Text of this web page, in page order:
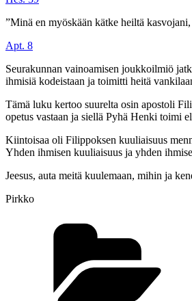
”Minä en myöskään kätke heiltä
Apt. 8
Seurakunnan vainoamisen joukkoilmiö
ihmisiä kodeistaan ja toimitti heitä
Tämä luku kertoo suurelta osin apostoli
opetus vastaan ja siellä Pyhä Henki toimi
Kiintoisaa oli Filippoksen kuuliaisuus
Yhden ihmisen kuuliaisuus ja yhden
Jeesus, auta meitä kuulemaan, mihin ja
Pirkko